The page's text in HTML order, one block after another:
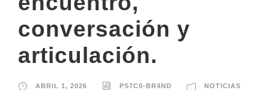
conversación y
articulación.
ABRIL 1, 2026 PS7C0-BR4ND NOTICIAS